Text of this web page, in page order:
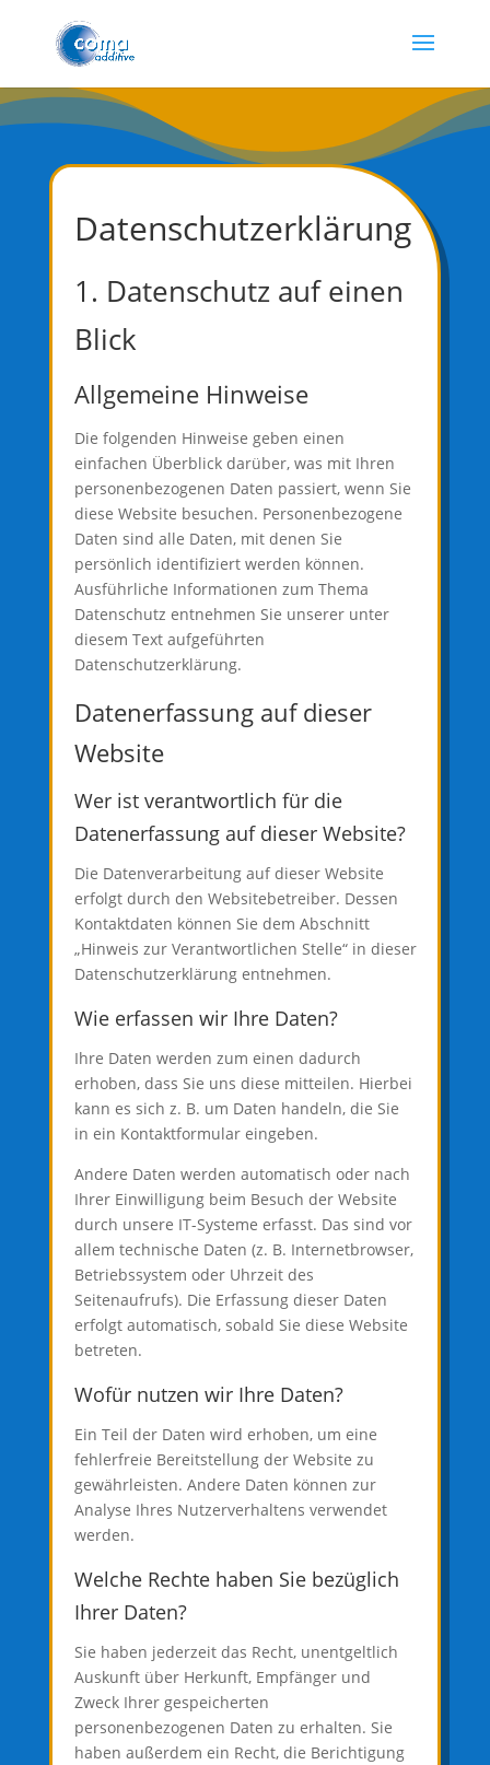
Datenschutz­erklärung
1. Datenschutz auf einen
Blick
Allgemeine Hinweise
Die folgenden Hinweise geben einen
einfachen Überblick darüber, was mit Ihren
personenbezogenen Daten passiert, wenn Sie
diese Website besuchen. Personenbezogene
Daten sind alle Daten, mit denen Sie
persönlich identifiziert werden können.
Ausführliche Informationen zum Thema
Datenschutz entnehmen Sie unserer unter
diesem Text aufgeführten
Datenschutzerklärung.
Datenerfassung auf dieser
Website
Wer ist verantwortlich für die
Datenerfassung auf dieser Website?
Die Datenverarbeitung auf dieser Website
erfolgt durch den Websitebetreiber. Dessen
Kontaktdaten können Sie dem Abschnitt
„Hinweis zur Verantwortlichen Stelle“ in dieser
Datenschutzerklärung entnehmen.
Wie erfassen wir Ihre Daten?
Ihre Daten werden zum einen dadurch
erhoben, dass Sie uns diese mitteilen. Hierbei
kann es sich z. B. um Daten handeln, die Sie
in ein Kontaktformular eingeben.
Andere Daten werden automatisch oder nach
Ihrer Einwilligung beim Besuch der Website
durch unsere IT-Systeme erfasst. Das sind vor
allem technische Daten (z. B. Internetbrowser,
Betriebssystem oder Uhrzeit des
Seitenaufrufs). Die Erfassung dieser Daten
erfolgt automatisch, sobald Sie diese Website
betreten.
Wofür nutzen wir Ihre Daten?
Ein Teil der Daten wird erhoben, um eine
fehlerfreie Bereitstellung der Website zu
gewährleisten. Andere Daten können zur
Analyse Ihres Nutzerverhaltens verwendet
werden.
Welche Rechte haben Sie bezüglich
Ihrer Daten?
Sie haben jederzeit das Recht, unentgeltlich
Auskunft über Herkunft, Empfänger und
Zweck Ihrer gespeicherten
personenbezogenen Daten zu erhalten. Sie
haben außerdem ein Recht, die Berichtigung